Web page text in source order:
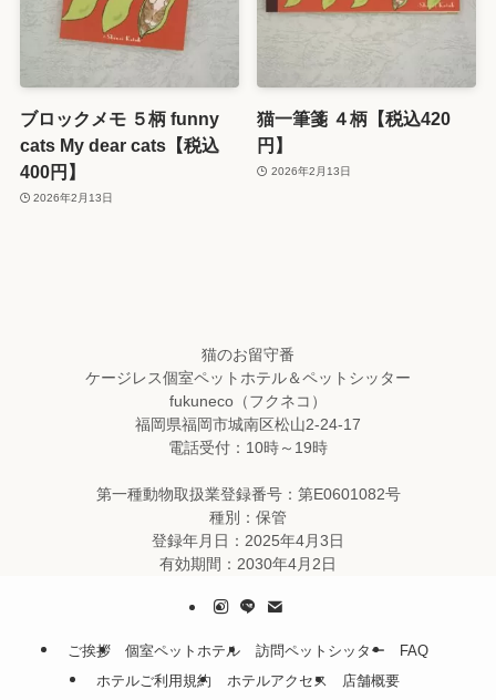
ブロックメモ ５柄 funny
cats My dear cats【税込
400円】
2026年2月13日
猫一筆箋 ４柄【税込420
円】
2026年2月13日
猫のお留守番
ケージレス個室ペットホテル＆ペットシッター
fukuneco（フクネコ）
福岡県福岡市城南区松山2-24-17
電話受付：10時～19時
第一種動物取扱業登録番号：第E0601082号
種別：保管
登録年月日：2025年4月3日
有効期間：2030年4月2日
ご挨拶 個室ペットホテル 訪問ペットシッター
FAQ
ホテルご利用規約
ホテルアクセス 店舗概要